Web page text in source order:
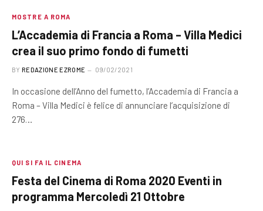
MOSTRE A ROMA
L’Accademia di Francia a Roma – Villa Medici
crea il suo primo fondo di fumetti
BY REDAZIONE EZROME 09/02/2021
In occasione dell’Anno del fumetto, l’Accademia di Francia a
Roma – Villa Medici è felice di annunciare l’acquisizione di
276…
QUI SI FA IL CINEMA
Festa del Cinema di Roma 2020 Eventi in
programma Mercoledì 21 Ottobre